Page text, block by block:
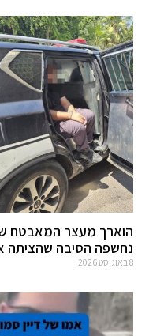
הוארך מעצר המאבטח
נחשפה הסיבה שהציתה
8 באוגוסט 2026